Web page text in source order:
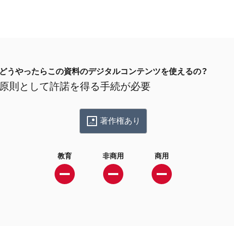
どうやったらこの資料のデジタルコンテンツを使えるの？
原則として許諾を得る手続が必要
著作権あり
教育 非商用 商用